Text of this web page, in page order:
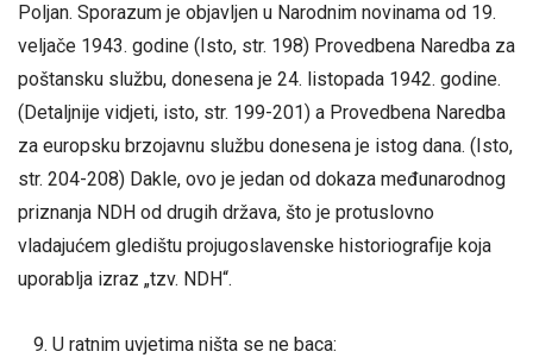
Poljan. Sporazum je objavljen u Narodnim novinama od 19.
veljače 1943. godine (Isto, str. 198) Provedbena Naredba za
poštansku službu, donesena je 24. listopada 1942. godine.
(Detaljnije vidjeti, isto, str. 199-201) a Provedbena Naredba
za europsku brzojavnu službu donesena je istog dana. (Isto,
str. 204-208) Dakle, ovo je jedan od dokaza međunarodnog
priznanja NDH od drugih država, što je protuslovno
vladajućem gledištu projugoslavenske historiografije koja
uporablja izraz „tzv. NDH“.
U ratnim uvjetima ništa se ne baca: